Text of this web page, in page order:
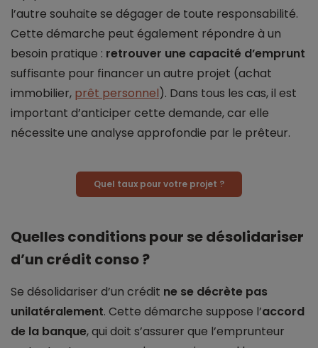
l’autre souhaite se dégager de toute responsabilité.
Cette démarche peut également répondre à un
besoin pratique : retrouver une capacité d’emprunt
suffisante pour financer un autre projet (achat
immobilier, prêt personnel). Dans tous les cas, il est
important d’anticiper cette demande, car elle
nécessite une analyse approfondie par le prêteur.
Quel taux pour votre projet ?
Quelles conditions pour se désolidariser
d’un crédit conso ?
Se désolidariser d’un crédit ne se décrète pas
unilatéralement. Cette démarche suppose l’accord
de la banque, qui doit s’assurer que l’emprunteur